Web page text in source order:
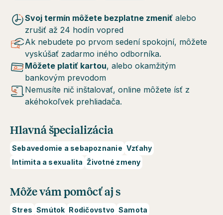
Svoj termín môžete bezplatne zmeniť alebo
zrušiť až 24 hodín vopred
Ak nebudete po prvom sedení spokojní, môžete
vyskúšať zadarmo iného odborníka.
Môžete platiť kartou, alebo okamžitým
bankovým prevodom
Nemusíte nič inštalovať, online môžete ísť z
akéhokoľvek prehliadača.
Hlavná špecializácia
Sebavedomie a sebapoznanie Vzťahy
Intimita a sexualita Životné zmeny
Môže vám pomôcť aj s
Stres Smútok Rodičovstvo Samota